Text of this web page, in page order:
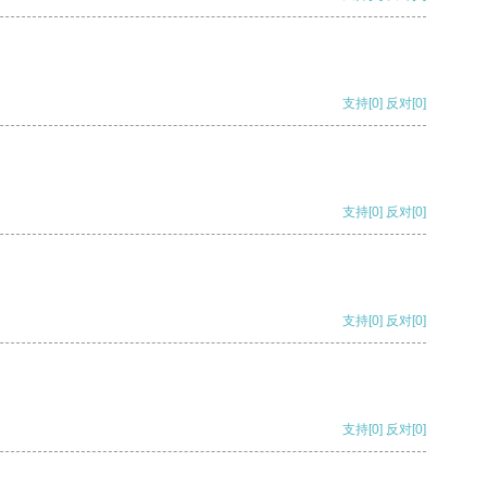
支持[0] 反对[0]
支持[0] 反对[0]
支持[0] 反对[0]
支持[0] 反对[0]